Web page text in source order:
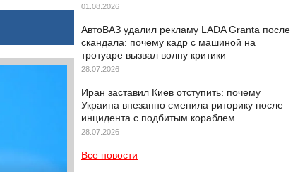
01.08.2026
АвтоВАЗ удалил рекламу LADA Granta после
скандала: почему кадр с машиной на
тротуаре вызвал волну критики
28.07.2026
Иран заставил Киев отступить: почему
Украина внезапно сменила риторику после
инцидента с подбитым кораблем
28.07.2026
Все новости